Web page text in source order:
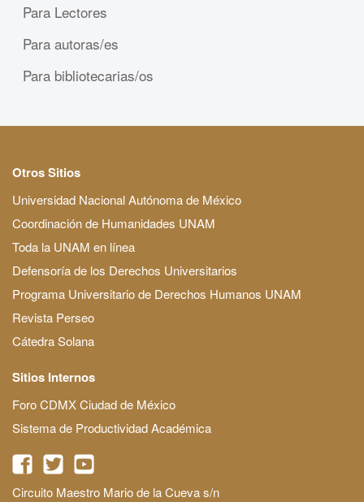
Para Lectores
Para autoras/es
Para bibliotecarias/os
Otros Sitios
Universidad Nacional Autónoma de México
Coordinación de Humanidades UNAM
Toda la UNAM en línea
Defensoría de los Derechos Universitarios
Programa Universitario de Derechos Humanos UNAM
Revista Perseo
Cátedra Solana
Sitios Internos
Foro CDMX Ciudad de México
Sistema de Productividad Académica
Circuito Maestro Mario de la Cueva s/n